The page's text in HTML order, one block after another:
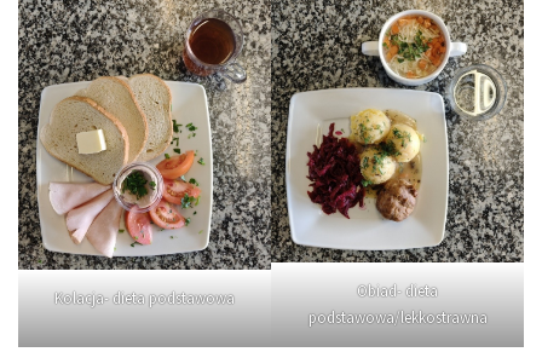
Kolacja- dieta podstawowa
Obiad- dieta
podstawowa/lekkostrawna